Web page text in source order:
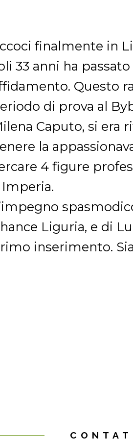
finalmente in
33 anni ha
Questo
di prova al
Caputo, si era
la
4 figure
Imperia.
Liguria, e di
inserimento.